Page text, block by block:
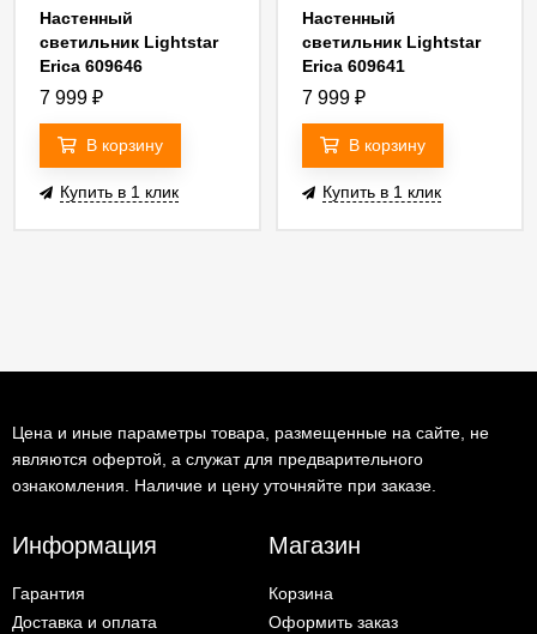
Настенный
светильник Lightstar
Erica 609646
7 999 ₽
В корзину
Купить в 1 клик
Настенный
светильник Lightstar
Erica 609641
7 999 ₽
В корзину
Купить в 1 клик
Цена и иные параметры товара, размещенные на сайте, не
являются офертой, а служат для предварительного
ознакомления. Наличие и цену уточняйте при заказе.
Информация
Гарантия
Доставка и оплата
Магазин
Корзина
Оформить заказ